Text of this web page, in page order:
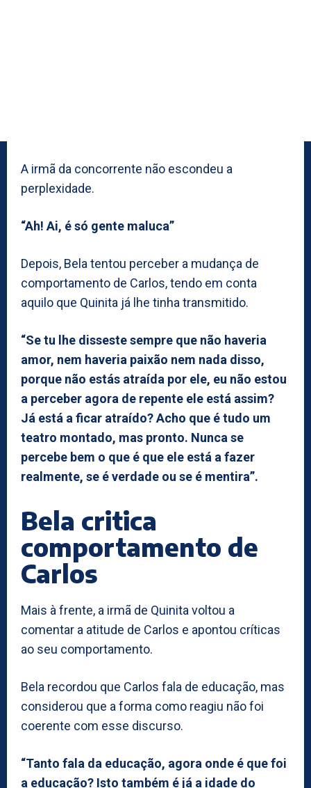
A irmã da concorrente não escondeu a
perplexidade.
“Ah! Ai, é só gente maluca”
Depois, Bela tentou perceber a mudança de
comportamento de Carlos, tendo em conta
aquilo que Quinita já lhe tinha transmitido.
“Se tu lhe disseste sempre que não haveria
amor, nem haveria paixão nem nada disso,
porque não estás atraída por ele, eu não estou
a perceber agora de repente ele está assim?
Já está a ficar atraído? Acho que é tudo um
teatro montado, mas pronto. Nunca se
percebe bem o que é que ele está a fazer
realmente, se é verdade ou se é mentira”.
Bela critica
comportamento de
Carlos
Mais à frente, a irmã de Quinita voltou a
comentar a atitude de Carlos e apontou críticas
ao seu comportamento.
Bela recordou que Carlos fala de educação, mas
considerou que a forma como reagiu não foi
coerente com esse discurso.
“Tanto fala da educação, agora onde é que foi
a educação? Isto também é já a idade do